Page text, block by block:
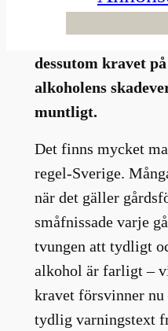
kring
för bra, menar
dessutom kravet
alkoholens
muntligt.
Det finns mycket
regel-Sverige.
när det gäller
småfnissade varje
tvungen att tydligt
alkohol är farligt –
kravet försvinner nu
tydlig varningstext